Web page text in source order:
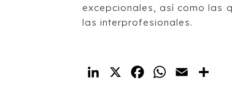
excepcionales, así como las
las interprofesionales.
LinkedIn
X FacebookWhatsApp
Email